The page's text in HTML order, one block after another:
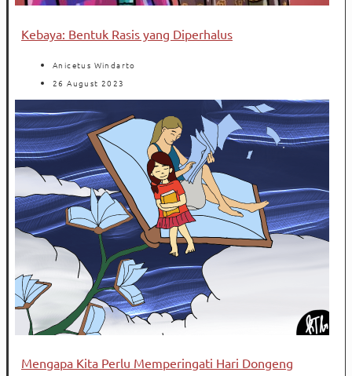
Kebaya: Bentuk Rasis yang Diperhalus
Anicetus Windarto
26 August 2023
Mengapa Kita Perlu Memperingati Hari Dongeng